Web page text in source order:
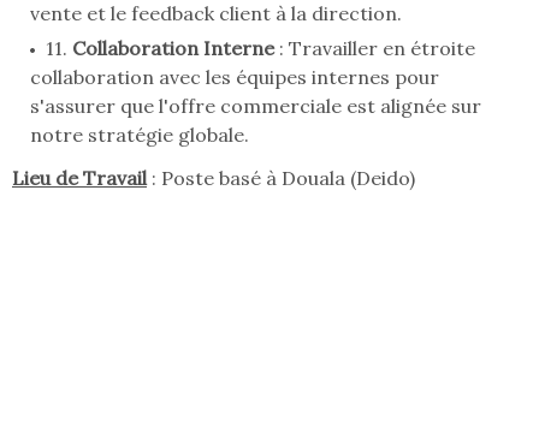
vente et le feedback client à la direction.
11. Collaboration Interne: Travailler en étroite
collaboration avec les équipes internes pour
s'assurer que l'offre commerciale est alignée sur
notre stratégie globale.
Lieu de Travail: Poste basé à Douala (Deido)